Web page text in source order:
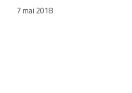
7 mai 2018